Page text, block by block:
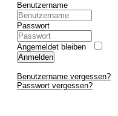
Benutzername
Passwort
Angemeldet bleiben
Anmelden
Benutzername vergessen?
Passwort vergessen?